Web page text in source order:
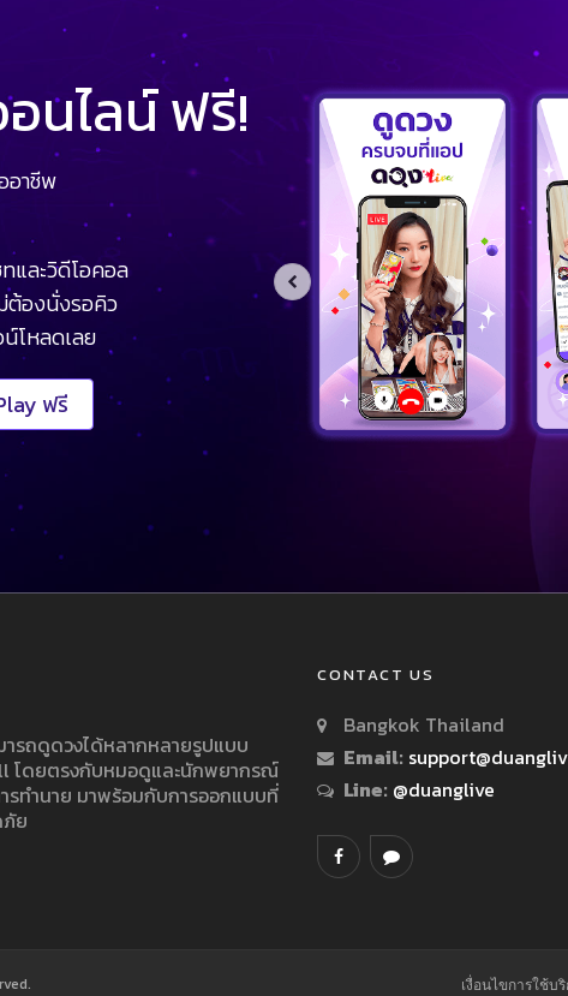
นไลน์ ฟรี!
อาชีพ
และวิดีโอคอล
ต้องนั่งรอคิว
โหลดเลย
ฟรี
รถดูดวงได้หลากหลายรูปแบบ
โดยตรงกับหมอดูและนักพยากรณ์
ทำนาย มาพร้อมกับการออกแบบที่
ภัย
CONTACT US
Bangkok Thailand
Email:
Line: @duanglive
เงื่อนไขการใช้บ